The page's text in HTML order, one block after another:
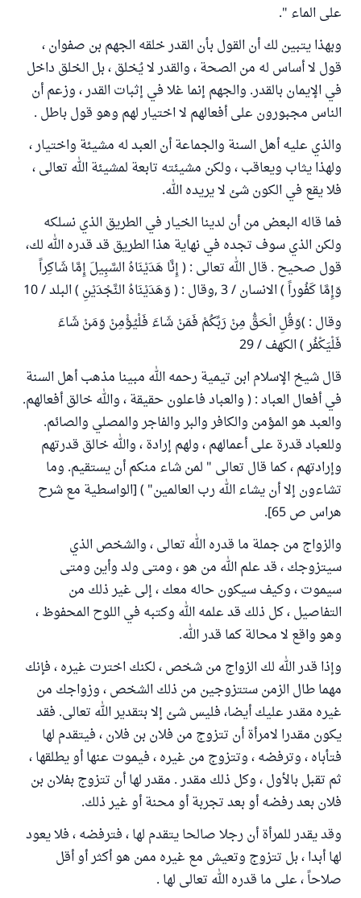
على الماء ".
وبهذا يتبين لك أن القول بأن القدر خلقه الجهم بن صفوان ،
قول لا أساس له من الصحة ، والقدر لا يُخلق ، بل الخلق داخل
في الإيمان بالقدر. والجهم إنما غلا في إثبات القدر ، وزعم أن
الناس مجبورون على أفعالهم لا اختيار لهم وهو قول باطل .
والذي عليه أهل السنة والجماعة أن العبد له مشيئة واختيار ،
ولهذا يثاب ويعاقب ، ولكن مشيئته تابعة لمشيئة الله تعالى ،
فلا يقع في الكون شئ لا يريده الله.
فما قاله البعض من أن لدينا الخيار في الطريق الذي نسلكه
ولكن الذي سوف تجده في نهاية هذا الطريق قد قدره الله لك،
قول صحيح . قال الله تعالى : ( إِنَّا هَدَيْنَاهُ السَّبِيلَ إِمَّا شَاكِراً
وَإِمَّا كَفُوراً ) الانسان / 3 ,وقال : ( وَهَدَيْنَاهُ النَّجْدَيْنِ ) البلد / 10
وقال : )وَقُلِ الْحَقُّ مِنْ رَبِّكُمْ فَمَنْ شَاءَ فَلْيُؤْمِنْ وَمَنْ شَاءَ
فَلْيَكْفُر ) الكهف / 29
قال شيخ الإسلام ابن تيمية رحمه الله مبينا مذهب أهل السنة
في أفعال العباد : ( والعباد فاعلون حقيقة ، والله خالق أفعالهم.
والعبد هو المؤمن والكافر والبر والفاجر والمصلي والصائم.
وللعباد قدرة على أعمالهم ، ولهم إرادة ، والله خالق قدرتهم
وإرادتهم ، كما قال تعالى " لمن شاء منكم أن يستقيم. وما
تشاءون إلا أن يشاء الله رب العالمين" ) [الواسطية مع شرح
هراس ص 65].
والزواج من جملة ما قدره الله تعالى ، والشخص الذي
سيتزوجك ، قد علم الله من هو ، ومتى ولد وأين ومتى
سيموت ، وكيف سيكون حاله معك ، إلى غير ذلك من
التفاصيل ، كل ذلك قد علمه الله وكتبه في اللوح المحفوظ ،
وهو واقع لا محالة كما قدر الله.
وإذا قدر الله لك الزواج من شخص ، لكنك اخترت غيره ، فإنك
مهما طال الزمن ستتزوجين من ذلك الشخص ، وزواجك من
غيره مقدر عليك أيضا، فليس شئ إلا بتقدير الله تعالى. فقد
يكون مقدرا لامرأة أن تتزوج من فلان بن فلان ، فيتقدم لها
فتأباه ، وترفضه ، وتتزوج من غيره ، فيموت عنها أو يطلقها ،
ثم تقبل بالأول ، وكل ذلك مقدر . مقدر لها أن تتزوج بفلان بن
فلان بعد رفضه أو بعد تجربة أو محنة أو غير ذلك.
وقد يقدر للمرأة أن رجلا صالحا يتقدم لها ، فترفضه ، فلا يعود
لها أبدا ، بل تتزوج وتعيش مع غيره ممن هو أكثر أو أقل
صلاحاً ، على ما قدره الله تعالى لها .